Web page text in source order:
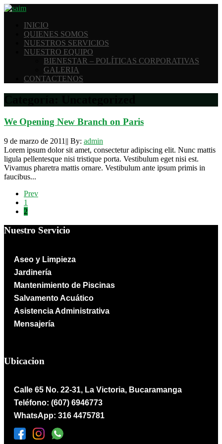
INICIO
QUIENES SOMOS
NUESTROS SERVICIOS
NUESTRO EQUIPO
BIENESTAR – POLÍTICAS CORPORATIVAS
GALERIA
CONTACTENOS
We Opening New Branch on Paris
9 de marzo de 2011 || By: admin
Lorem ipsum dolor sit amet, consectetur adipiscing elit. Nunc mattis
ligula pellentesque nisi tristique porta. Vestibulum eget nisi est.
Vivamus pharetra mattis ornare. Vestibulum ante ipsum primis in
faucibus...
Prev
1
2
Nuestro Servicio
Aseo y Limpieza
Jardinería
Mantenimiento de Piscinas
Salvamento Acuático
Asistencia Administrativa
Mensajería
Ubicacion
Calle 65 No. 22-31, La Victoria, Bucaramanga
Teléfono: (607) 6946773
WhatsApp: 316 4475781